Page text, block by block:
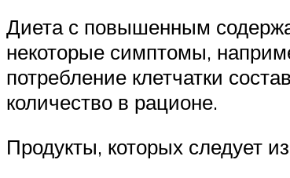
Диета с повышенным
некоторые симптомы,
потребление клетчатки
количество в рационе.
Продукты, которых следует